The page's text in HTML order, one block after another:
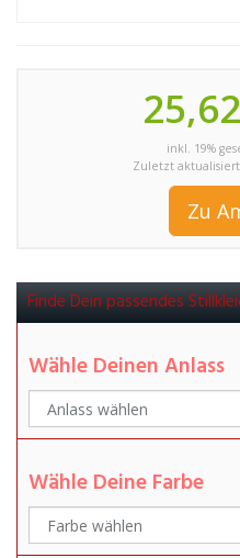
inkl. 19%
Zuletzt aktualisiert
Zu
Finde Dein passendes
Wähle Deinen Anlass
Wähle Deine Farbe